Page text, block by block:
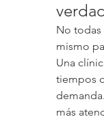
No todas
mismo
Una
tiempos
más